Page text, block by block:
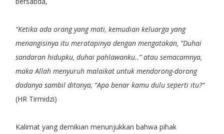
“Ketika ada orang yang mati, kemudian keluarga yang
menangisinya itu meratapinya dengan mengatakan, “Duhai
sandaran hidupku, duhai pahlawanku..” atau semacamnya,
maka Allah menyuruh malaikat untuk mendorong-dorong
dadanya sambil ditanya, “Apa benar kamu dulu seperti itu?”
(HR Tirmidzi)
Kalimat yang demikian menunjukkan bahwa pihak